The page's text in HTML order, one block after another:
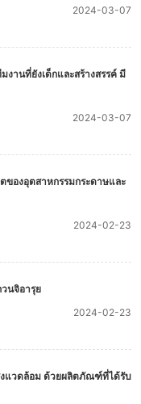
2024-03-07
งานที่ยังเด็กและสร้างสรรค์ มี
2024-03-07
ของอุตสาหกรรมกระดาษและ
2024-02-23
นจิอารุย
2024-02-23
งแวดล้อม ด้วยผลิตภัณฑ์ที่ได้รับ